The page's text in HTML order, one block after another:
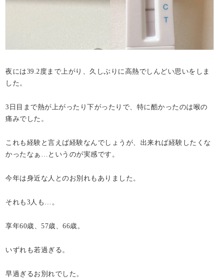
夜には39.2度まで上がり、久しぶりに高熱でしんどい思いをしま
した。
3日目まで熱が上がったり下がったりで、特に酷かったのは喉の
痛みでした。
これも経験と言えば経験なんでしょうが、出来れば経験したくな
かったなぁ…というのが実感です。
今年は身近な人とのお別れもありました。
それも3人も…。
享年60歳、57歳、66歳。
いずれも若過ぎる。
早過ぎるお別れでした。